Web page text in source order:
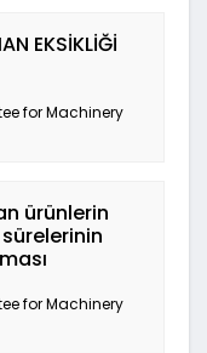
EKSİKLİĞİ
for Machinery
ürünlerin
for Machinery